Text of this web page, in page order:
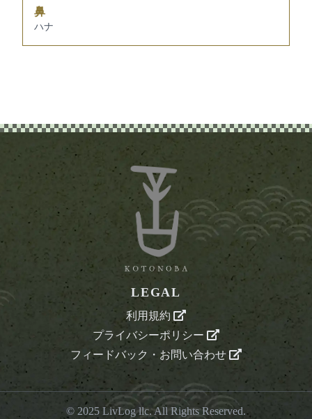
鼻
ハナ
LEGAL
利用規約
プライバシーポリシー
フィードバック・お問い合わせ
© 2025 LivLog llc. All Rights Reserved.